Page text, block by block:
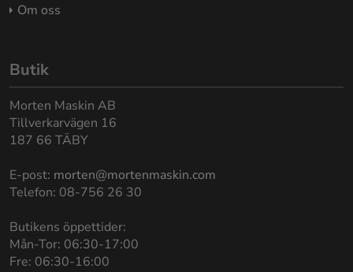
Om oss
Butik
Morten Maskin AB
Tillverkarvägen 16
187 66 TÄBY
E-post: morten@mortenmaskin.com
Telefon: 08-756 26 30
Butikens öppettider:
Mån-Tor: 06:30-17:00
Fre: 06:30-16:00